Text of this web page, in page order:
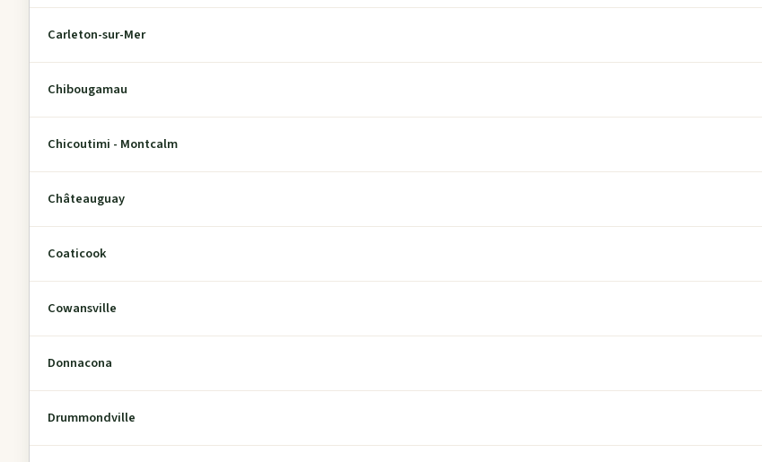
Carleton-sur-Mer
Chibougamau
Chicoutimi - Montcalm
Châteauguay
Coaticook
Cowansville
Donnacona
Drummondville